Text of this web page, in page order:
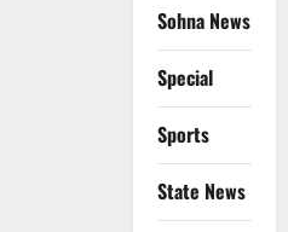
Sohna News
Special
Sports
State News